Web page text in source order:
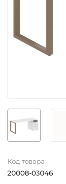
Код товара
20008-03046